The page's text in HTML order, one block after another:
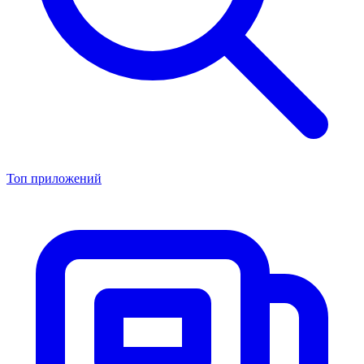
Топ приложений